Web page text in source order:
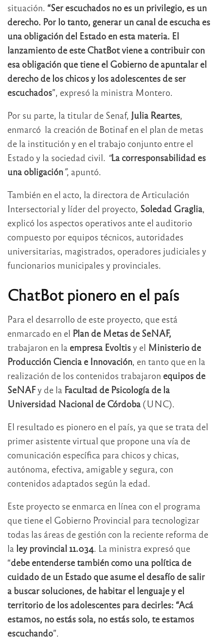
situación. “Ser escuchados no es un privilegio, es un
derecho. Por lo tanto, generar un canal de escucha es
una obligación del Estado en esta materia. El
lanzamiento de este ChatBot viene a contribuir con
esa obligación que tiene el Gobierno de apuntalar el
derecho de los chicos y los adolescentes de ser
escuchados”, expresó la ministra Montero.
Por su parte, la titular de Senaf, Julia Reartes,
enmarcó la creación de Botinaf en el plan de metas
de la institución y en el trabajo conjunto entre el
Estado y la sociedad civil. “La corresponsabilidad es
una obligación”, apuntó.
También en el acto, la directora de Articulación
Intersectorial y líder del proyecto, Soledad Graglia,
explicó los aspectos operativos ante el auditorio
compuesto por equipos técnicos, autoridades
universitarias, magistrados, operadores judiciales y
funcionarios municipales y provinciales.
ChatBot pionero en el país
Para el desarrollo de este proyecto, que está
enmarcado en el Plan de Metas de SeNAF,
trabajaron en la empresa Evoltisy el Ministerio de
Producción Ciencia e Innovación, en tanto que en la
realización de los contenidos trabajaron equipos de
SeNAFy de la Facultad de Psicología de la
Universidad Nacional de Córdoba (UNC).
El resultado es pionero en el país, ya que se trata del
primer asistente virtual que propone una vía de
comunicación específica para chicos y chicas,
autónoma, efectiva, amigable y segura, con
contenidos adaptados según la edad.
Este proyecto se enmarca en línea con el programa
que tiene el Gobierno Provincial para tecnologizar
todas las áreas de gestión con la reciente reforma de
la ley provincial 11.034. La ministra expresó que
“debe entenderse también como una política de
cuidado de un Estado que asume el desafío de salir
a buscar soluciones, de habitar el lenguaje y el
territorio de los adolescentes para decirles: “Acá
estamos, no estás sola, no estás solo, te estamos
escuchando”.